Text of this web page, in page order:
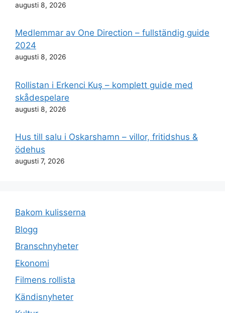
augusti 8, 2026
Medlemmar av One Direction – fullständig guide
2024
augusti 8, 2026
Rollistan i Erkenci Kuş – komplett guide med
skådespelare
augusti 8, 2026
Hus till salu i Oskarshamn – villor, fritidshus &
ödehus
augusti 7, 2026
Bakom kulisserna
Blogg
Branschnyheter
Ekonomi
Filmens rollista
Kändisnyheter